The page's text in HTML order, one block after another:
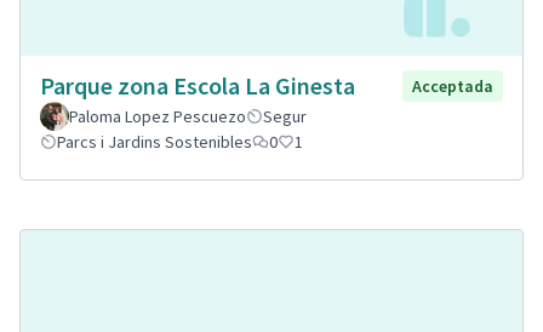
Parque zona Escola La Ginesta
Acceptada
Paloma Lopez Pescuezo
Segur
Parcs i Jardins Sostenibles
0 1